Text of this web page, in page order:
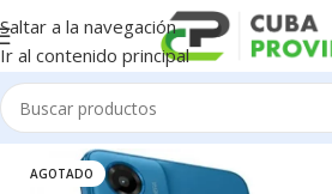
Saltar a la navegación
Ir al contenido principal
Inicio/Celulares/Motorola
AGOTADO